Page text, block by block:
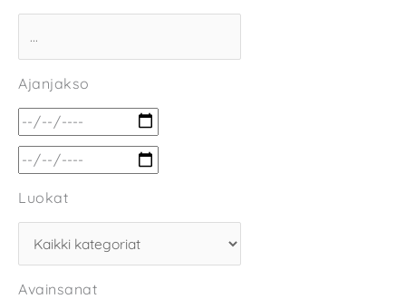
Ajanjakso
Luokat
Avainsanat